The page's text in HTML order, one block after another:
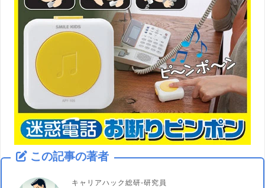
この記事の著者
キャリアハック総研-研究員